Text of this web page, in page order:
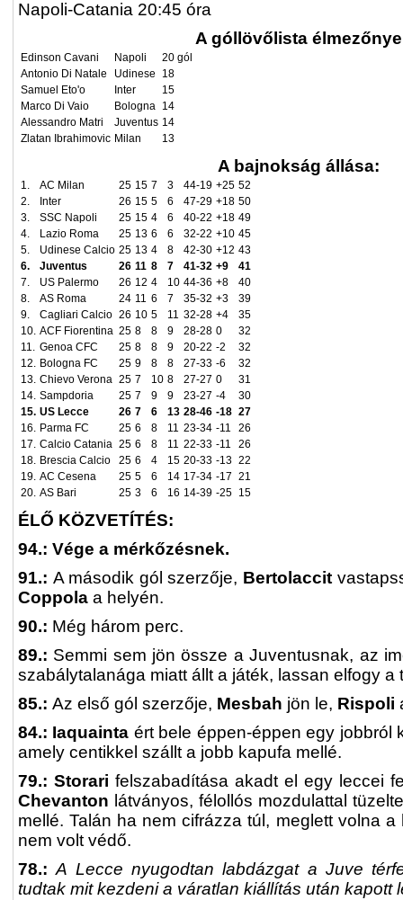
Napoli-Catania 20:45 óra
A góllövőlista élmezőnye
Edinson Cavani Napoli
20 gól
Antonio Di Natale
Udinese
18
Samuel Eto'o
Inter
15
Marco Di Vaio
Bologna 14
Alessandro Matri
Juventus 14
Zlatan Ibrahimovic Milan 13
A bajnokság állása:
1. AC Milan 25 15 7 3 44-19 +25 52
2.
Inter 26 15 5 6 47-29 +18 50
3.
SSC Napoli 25 15 4 6 40-22 +18 49
4.
Lazio Roma 25 13 6 6 32-22 +10 45
5.
Udinese Calcio 25 13 4 8 42-30 +12 43
6.
Juventus 26 11 8 7 41-32 +9
41
7.
US Palermo 26 12 4 10 44-36 +8
40
8.
AS Roma 24 11 6 7 35-32 +3
39
9.
Cagliari Calcio 26 10 5 11 32-28 +4
35
10. ACF Fiorentina 25 8 8 9 28-28 0
32
11. Genoa CFC 25 8 8 9 20-22 -2
32
12. Bologna FC 25 9 8 8 27-33 -6
32
13. Chievo Verona 25 7 10 8 27-27 0
31
14. Sampdoria 25 7 9 9 23-27 -4
30
15. US Lecce 26 7 6 13 28-46 -18 27
16. Parma FC 25 6 8 11 23-34 -11
26
17. Calcio Catania 25 6 8 11 22-33 -11
26
18. Brescia Calcio 25 6 4 15 20-33 -13 22
19. AC Cesena 25 5 6 14 17-34 -17 21
20. AS Bari 25 3 6 16 14-39 -25 15
ÉLŐ KÖZVETÍTÉS:
94.: Vége a mérkőzésnek.
91.: A második gól szerzője, Bertolaccit
Coppola a helyén.
90.: Még három perc.
89.: Semmi sem jön össze a Juventusnak, az
szabálytalanága miatt állt a játék, lassan elfogy a
85.: Az első gól szerzője, Mesbah jön le, Rispoli
84.: Iaquainta ért bele éppen-éppen egy jobbról
amely centikkel szállt a jobb kapufa mellé.
79.: Storari felszabadítása akadt el egy leccei
Chevanton látványos, félollós mozdulattal
mellé. Talán ha nem cifrázza túl, meglett volna
nem volt védő.
78.:A Lecce nyugodtan labdázgat a Juve
tudtak mit kezdeni a váratlan kiállítás után kapott